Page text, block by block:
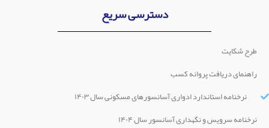
دسترسی سریع
طرح شکایت
راهنمای دریافت پروانه کسب
نرخنامه استاندارد ادواری آسانسورهای مسکونی سال ۱۴۰۳
نرخنامه سرویس و نگهداری آسانسور سال ۱۴۰۴